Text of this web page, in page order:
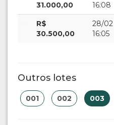
31.000,00
16:08
R$
30.500,00
28/02
16:05
Outros lotes
001 002 003